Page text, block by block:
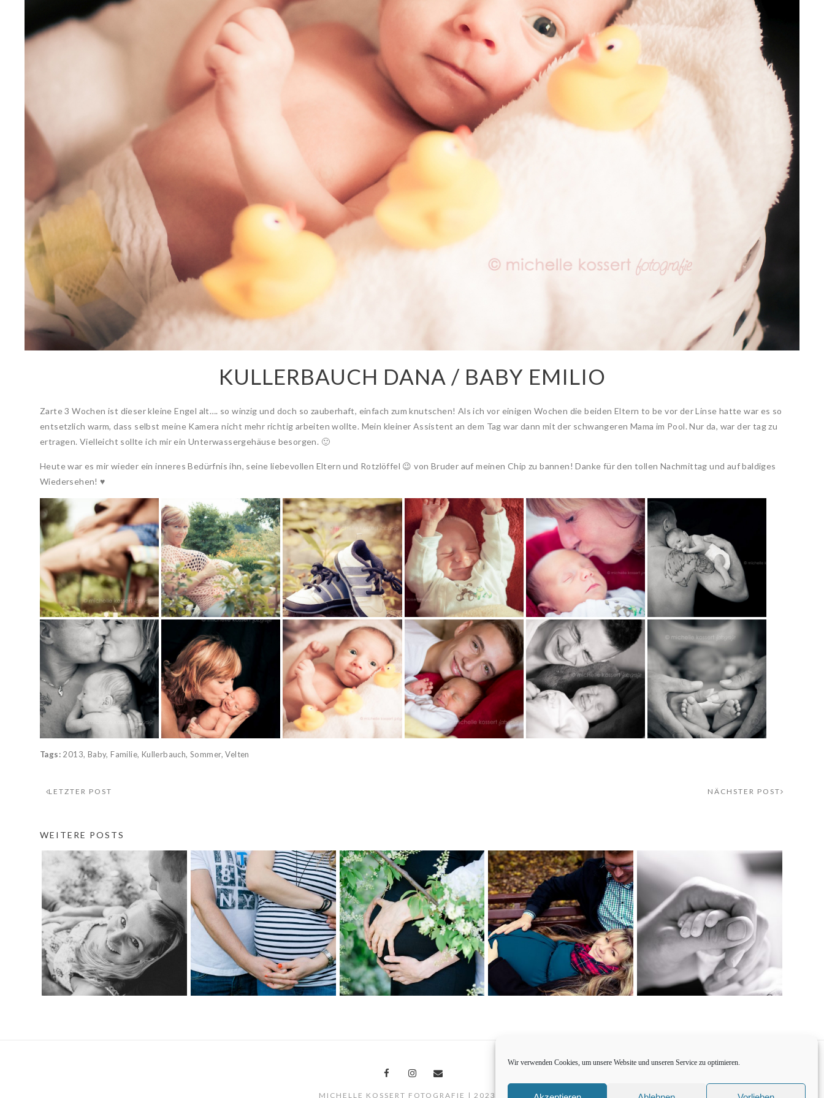
Wir verwenden Cookies, um unsere Website und unseren Service zu optimieren.
KULLERBAUCH DANA / BABY EMILIO
Zarte 3 Wochen ist dieser kleine Engel alt…. so winzig und doch so zauberhaft, einfach zum knutschen! Als ich vor einigen Wochen die beiden Eltern to be vor der Linse hatte war es so
entsetzlich warm, dass selbst meine Kamera nicht mehr richtig arbeiten wollte. Mein kleiner Assistent an dem Tag war dann mit der schwangeren Mama im Pool. Nur da, war der tag zu
ertragen. Vielleicht sollte ich mir ein Unterwassergehäuse besorgen. 🙂
Heute war es mir wieder ein inneres Bedürfnis ihn, seine liebevollen Eltern und Rotzlöffel 😉 von Bruder auf meinen Chip zu bannen! Danke für den tollen Nachmittag und auf baldiges
Wiedersehen! ♥
Tags: 2013, Baby,Familie, Kullerbauch,Sommer,Velten
LETZTER POST NÄCHSTER POST
WEITERE POSTS
MICHELLE KOSSERT FOTOGRAFIE | 2023 ©